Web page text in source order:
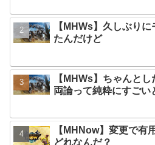
【MHWs】久しぶり
たんだけど
【MHWs】ちゃんと
両論って純粋にすごい
【MHNow】変更で有
どれなんだ？